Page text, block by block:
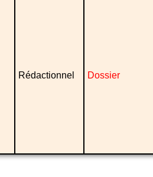
Rédactionnel Dossier